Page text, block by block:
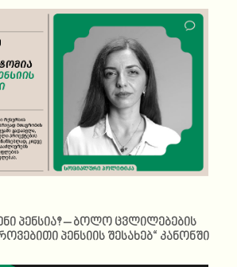
პენსია? – ბოლო ცვლილებების
პენსიის შესახებ“ კანონში